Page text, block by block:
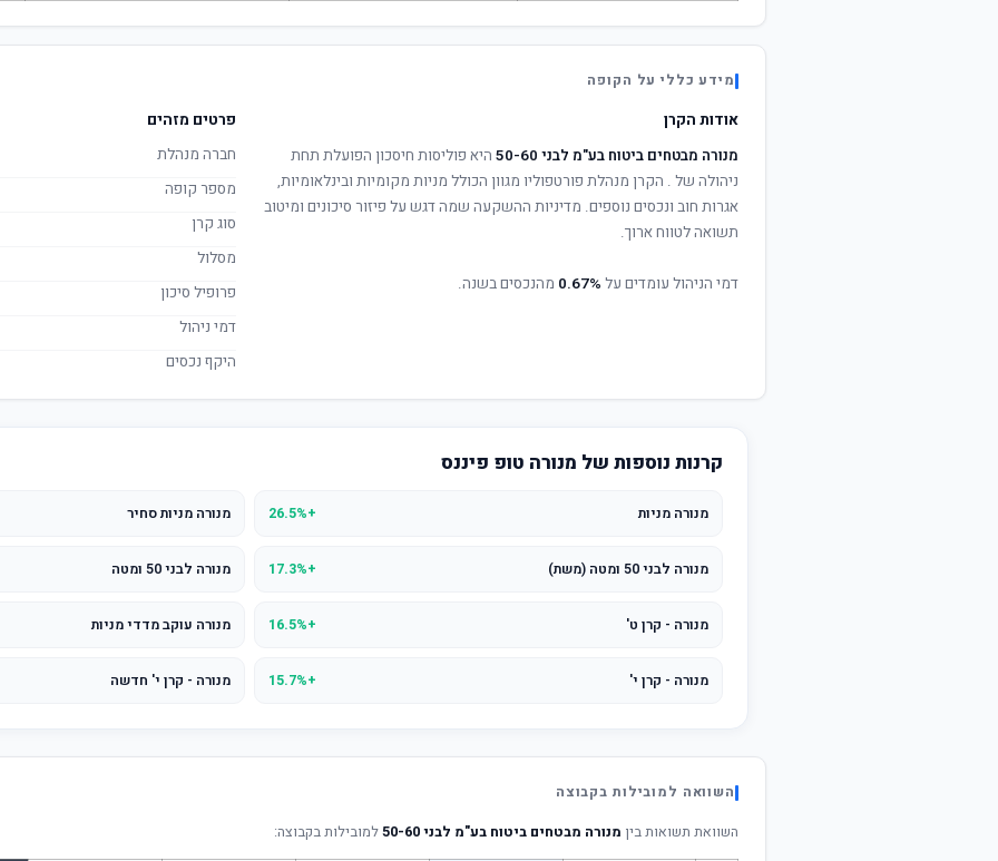
מידע כללי על הקופה
אודות הקרן
מנורה מבטחים ביטוח בע"מ לבני 50-60
היא פוליסות חיסכון הפועלת תחת
ניהולה של . הקרן מנהלת פורטפוליו מגוון הכולל מניות מקומיות ובינלאומיות,
אגרות חוב ונכסים נוספים. מדיניות ההשקעה שמה דגש על פיזור סיכונים ומיטוב
תשואה לטווח ארוך.
דמי הניהול עומדים על 0.67% מהנכסים בשנה.
פרטים מזהים
חברה מנהלת
מספר קופה
סוג קרן
מסלול
פרופיל סיכון
דמי ניהול
היקף נכסים
קרנות נוספות של מנורה טופ פיננס
מנורה מניות +26.5% מנורה מניות סחיר
מנורה לבני 50 ומטה (משת) +17.3% מנורה לבני 50 ומטה
מנורה - קרן ט' +16.5% מנורה עוקב מדדי מניות
מנורה - קרן י' +15.7% מנורה - קרן י' חדשה
השוואה למובילות בקבוצה
השוואת תשואות בין מנורה מבטחים ביטוח בע"מ לבני 50-60 למובילות בקבוצה: